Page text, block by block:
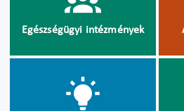
Egészségügyi intézmények